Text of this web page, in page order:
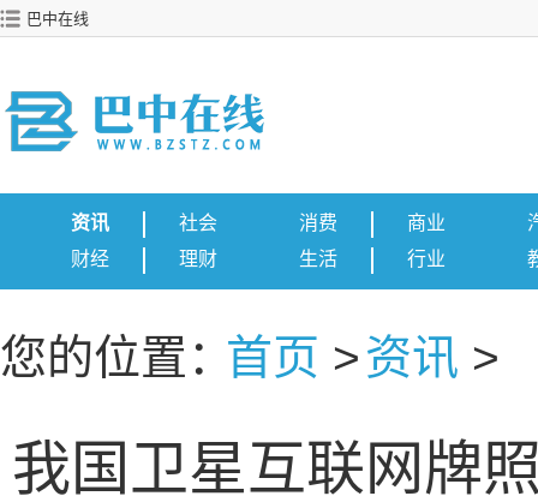
巴中在线
资讯
社会
财经
理财
消费
商业
生活
行业
您的位置：首页 >资讯 >
我国卫星互联网牌